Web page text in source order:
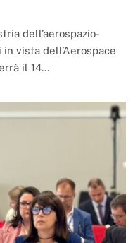
dell’aerospazio-
vista dell’Aerospace
il 14…